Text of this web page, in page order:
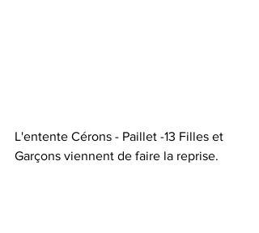
L'entente Cérons - Paillet -13 Filles et
Garçons viennent de faire la reprise.